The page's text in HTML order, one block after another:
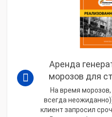
Аренда
морозов для
На время
всегда
клиент запросил